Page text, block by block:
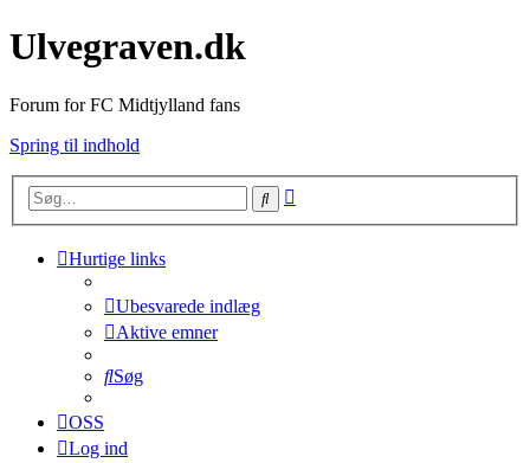
Ulvegraven.dk
Forum for FC Midtjylland fans
Spring til indhold
Søg
Hurtige links
Ubesvarede indlæg
Aktive emner
Søg
OSS
Log ind